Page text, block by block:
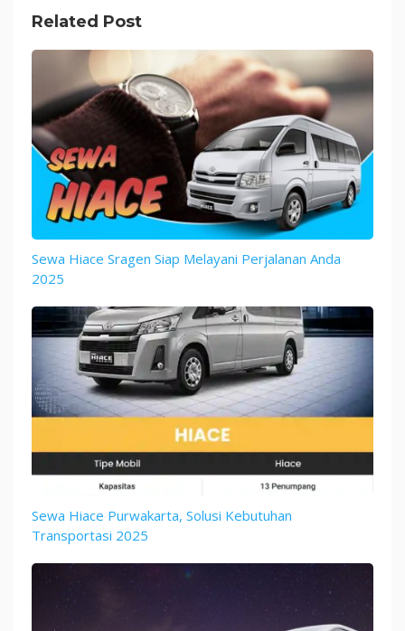
Related Post
Sewa Hiace Sragen Siap Melayani Perjalanan Anda
2025
Sewa Hiace Purwakarta, Solusi Kebutuhan
Transportasi 2025